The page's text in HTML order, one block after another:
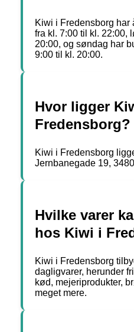
Kiwi i Fredensborg har
fra kl. 7:00 til kl. 22:00,
20:00, og søndag har
9:00 til kl. 20:00.
Hvor ligger
Fredensborg?
Kiwi i Fredensborg
Jernbanegade 19,
Hvilke varer
hos Kiwi i
Kiwi i Fredensborg
dagligvarer, herunder
kød, mejeriprodukter,
meget mere.